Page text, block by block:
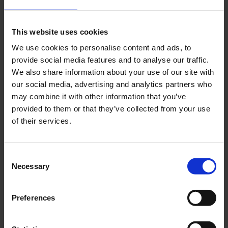
This website uses cookies
We use cookies to personalise content and ads, to
provide social media features and to analyse our traffic.
We also share information about your use of our site with
our social media, advertising and analytics partners who
may combine it with other information that you’ve
provided to them or that they’ve collected from your use
of their services.
Necessary
Preferences
Packningssats Sachs
504/505
P024-10-28-201
149KR
KÖP
Växelkedja Sachs 505
MQ021-10-25-601
KÖP